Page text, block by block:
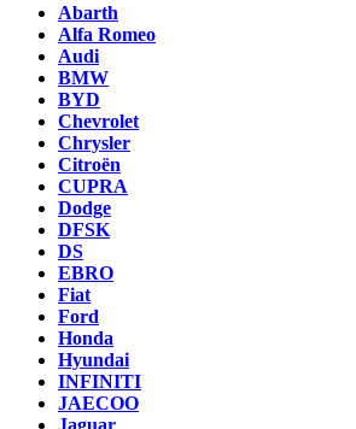
Abarth
Alfa Romeo
Audi
BMW
BYD
Chevrolet
Chrysler
Citroën
CUPRA
Dodge
DFSK
DS
EBRO
Fiat
Ford
Honda
Hyundai
INFINITI
JAECOO
Jaguar